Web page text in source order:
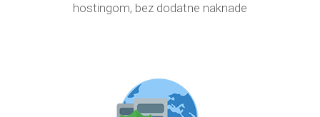
hostingom, bez dodatne naknade